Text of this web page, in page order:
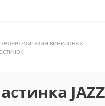
магазин виниловых